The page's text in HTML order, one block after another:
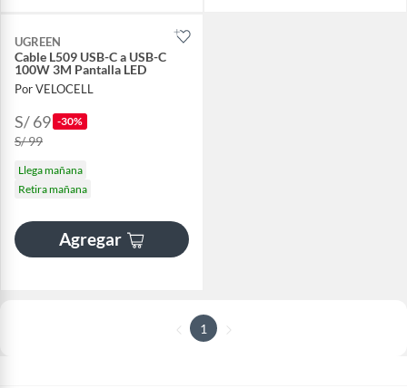
UGREEN
Cable L509 USB-C a USB-C
100W 3M Pantalla LED
Por VELOCELL
S/ 69 -30%
S/ 99
Llega mañana
Retira mañana
Agregar
1